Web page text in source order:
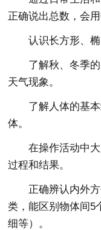
正确说出总数，会
认识长方形、
了解秋、冬季
天气现象。
了解人体的基
体。
在操作活动中
过程和结果。
正确辨认内外
类，能区别物体间5
细等）。